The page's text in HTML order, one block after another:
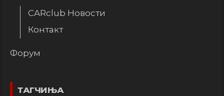
CARclub Новости
Контакт
Форум
ТАГЧИЊА